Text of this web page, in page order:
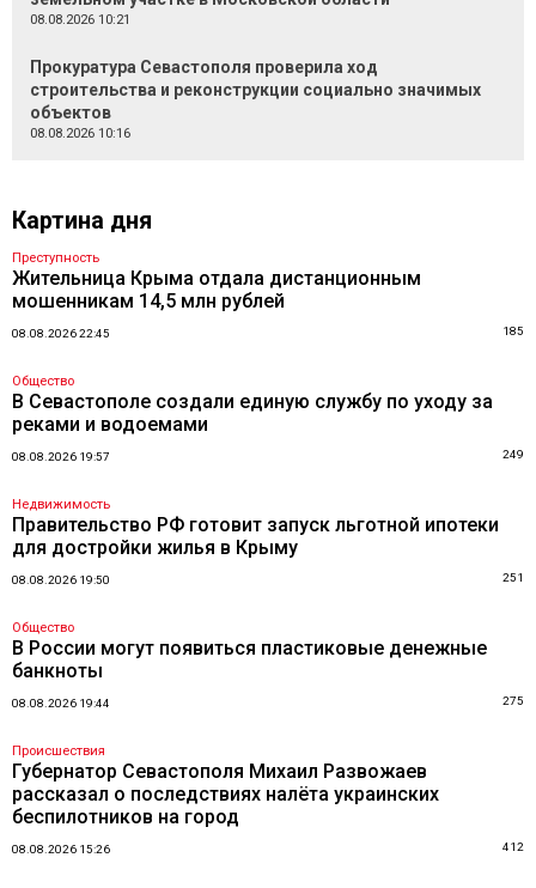
08.08.2026 10:21
Прокуратура Севастополя проверила ход
строительства и реконструкции социально значимых
объектов
08.08.2026 10:16
Картина дня
Преступность
Жительница Крыма отдала дистанционным
мошенникам 14,5 млн рублей
08.08.2026 22:45 185
Общество
В Севастополе создали единую службу по уходу за
реками и водоемами
08.08.2026 19:57 249
Недвижимость
Правительство РФ готовит запуск льготной ипотеки
для достройки жилья в Крыму
08.08.2026 19:50 251
Общество
В России могут появиться пластиковые денежные
банкноты
08.08.2026 19:44 275
Происшествия
Губернатор Севастополя Михаил Развожаев
рассказал о последствиях налёта украинских
беспилотников на город
08.08.2026 15:26 412